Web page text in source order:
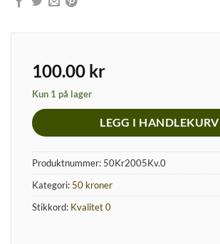
100.00 kr
Kun 1 på lager
LEGG I HANDLEKURV
Produktnummer: 50Kr2005Kv.0
Kategori: 50 kroner
Stikkord: Kvalitet 0